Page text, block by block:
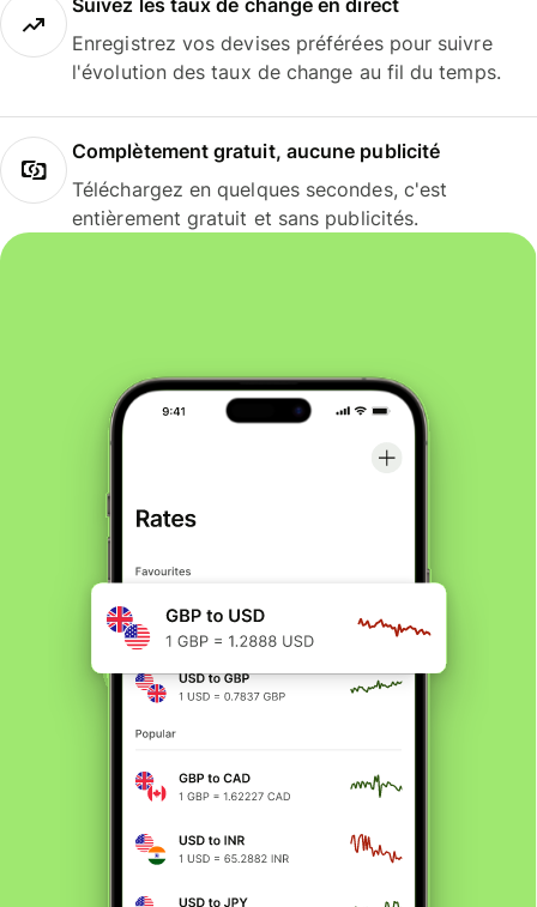
Suivez les taux de change en direct
Enregistrez vos devises préférées pour suivre
l'évolution des taux de change au fil du temps.
Complètement gratuit, aucune publicité
Téléchargez en quelques secondes, c'est
entièrement gratuit et sans publicités.